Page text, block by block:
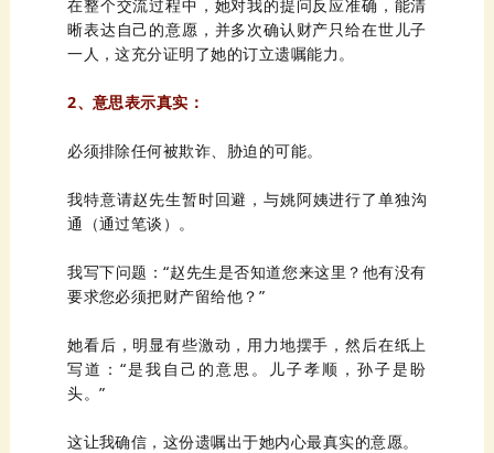
一人，这充分证明了她的订立遗嘱能力。
2、意思表示真实：
必须排除任何被欺诈、胁迫的可能。
我特意请赵先生暂时回避，与姚
通（通过笔谈）。
我写下问题：“赵
要求您必须把财产留给他？ ”
头。”
这让我确信，这份遗嘱出于她内心最真实的意愿。